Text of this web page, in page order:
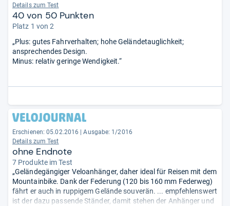
Details zum Test
40 von 50 Punkten
Platz 1 von 2
„Plus: gutes Fahrverhalten; hohe Geländetauglichkeit;
ansprechendes Design.
Minus: relativ geringe Wendigkeit.“
Erschienen: 05.02.2016
Ausgabe: 1/2016
Details zum Test
ohne Endnote
7 Produkte im Test
„Geländegängiger Veloanhänger, daher ideal für Reisen mit dem
Mountainbike. Dank der Federung (120 bis 160 mm Federweg)
fährt er auch in ruppigem Gelände souverän. ... empfehlenswert
ist der dazu passende Ständer, damit stehen der Anhänger und